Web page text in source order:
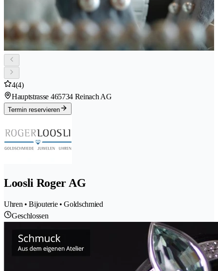
4(4)
Hauptstrasse 465734 Reinach AG
Termin reservieren
Loosli Roger AG
Uhren • Bijouterie • Goldschmied
Geschlossen